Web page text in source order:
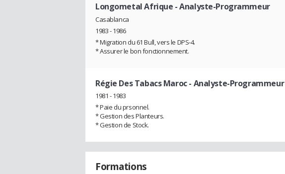
Longometal Afrique - Analyste-Programmeur
Casablanca
1983 - 1986
* Migration du 61 Bull, vers le DPS-4.
* Assurer le bon fonctionnement.
Régie Des Tabacs Maroc- Analyste-Programmeur
1981 - 1983
* Paie du prsonnel.
* Gestion des Planteurs.
* Gestion de Stock.
Formations